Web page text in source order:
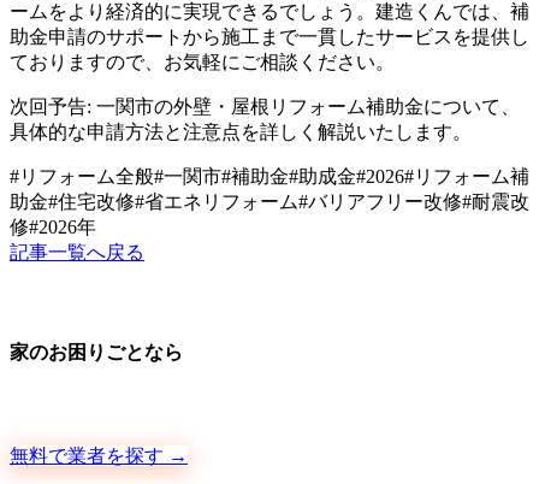
ームをより経済的に実現できるでしょう。建造くんでは、補
助金申請のサポートから施工まで一貫したサービスを提供し
ておりますので、お気軽にご相談ください。
次回予告: 一関市の外壁・屋根リフォーム補助金について、
具体的な申請方法と注意点を詳しく解説いたします。
#リフォーム全般#一関市#補助金#助成金#2026#リフォーム補
助金#住宅改修#省エネリフォーム#バリアフリー改修#耐震改
修#2026年
記事一覧へ戻る
家のお困りごとなら
無料で業者を探す →